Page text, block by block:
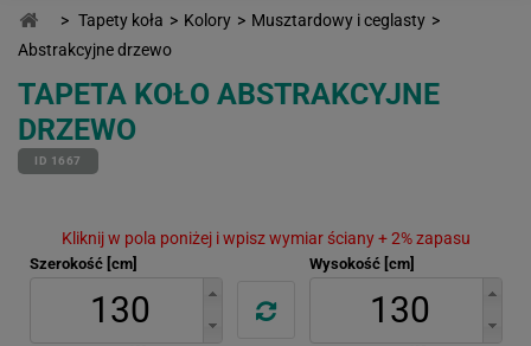
> Tapety koła > Kolory > Musztardowy i ceglasty >
Abstrakcyjne drzewo
TAPETA KOŁO ABSTRAKCYJNE
DRZEWO
ID 1667
Kliknij w pola poniżej i wpisz wymiar ściany + 2% zapasu
Szerokość [cm] Wysokość [cm]